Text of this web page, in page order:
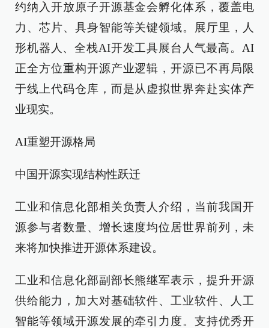
约纳入开放原子开源基金会孵化体系，覆盖电
力、芯片、具身智能等关键领域。展厅里，人
形机器人、全栈AI开发工具展台人气最高。AI
正全方位重构开源产业逻辑，开源已不再局限
于线上代码仓库，而是从虚拟世界奔赴实体产
业现实。
AI重塑开源格局
中国开源实现结构性跃迁
工业和信息化部相关负责人介绍，当前我国开
源参与者数量、增长速度均位居世界前列，未
来将加快推进开源体系建设。
工业和信息化部副部长熊继军表示，提升开源
供给能力，加大对基础软件、工业软件、人工
智能等领域开源发展的牵引力度。支持优秀开